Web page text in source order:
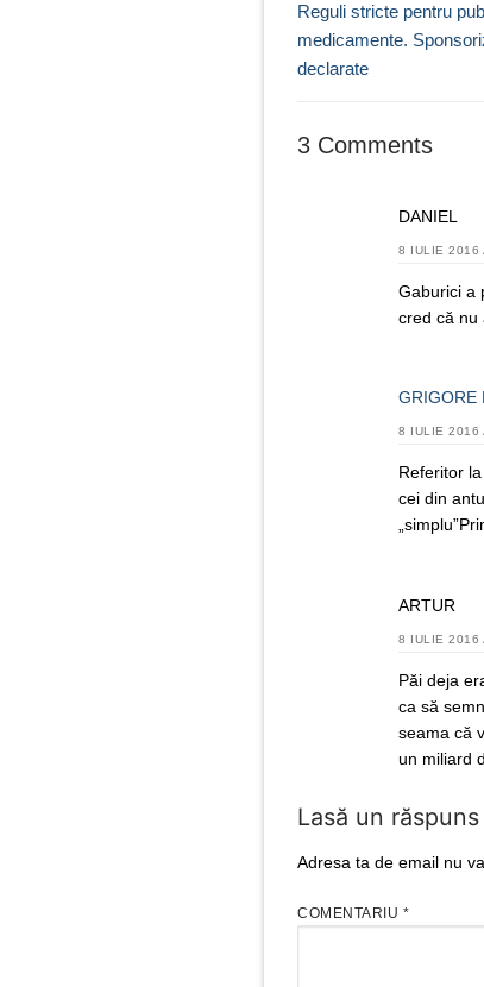
în
articole
Previous
post:
Reguli stricte pentru
medicamente.
declarate
3 Comments
DANIEL
8 IULIE 2016
Gaburici a
cred că nu
GRIGORE
8 IULIE 2016
Referitor
cei din
ARTUR
8 IULIE 2016
Păi deja
ca să
seama că
un miliard
Lasă un răspuns
Adresa ta de email nu
COMENTARIU *